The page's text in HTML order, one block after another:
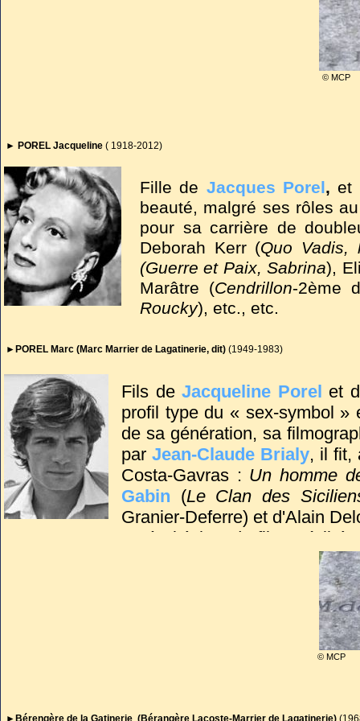
© MCP
► POREL Jacqueline ( 1918-2012)
►POREL Marc (Marc Marrier de Lagatinerie, dit) (1949-1983)
© MCP
►Bérengère de la Gatinerie (Bérangère Lacoste-Marrier de Lagatinerie)
Fille de Jacques Porel, et
beauté, malgré ses rôles
pour sa carrière de
Deborah Kerr (Quo Vadis,
(Guerre et Paix, Sabrina),
Marâtre (Cendrillon-2ème
Roucky), etc., etc.
De ses trois célèbres
l’acteur François Perrier.
-avec François Périer :
rédactrice en chef deElle,
cinéaste Jean-Pierre Périer
-avec le comédien Gérard
1999) : le comédien
Marc
Fils de Jacqueline Porel et
profil type du « sex-symbol »
de sa génération, sa
par Jean-Claude Brialy, il fit,
Costa-Gavras : Un homme
Gabin (Le Clan des
Granier-Deferre) et d'Alain
Après l’échec de films où il
Italie, notamment Luchino
Alors qu'une brillante
quasiment plus que des
l’avaient poussé vers les
chambre d’hôtel au